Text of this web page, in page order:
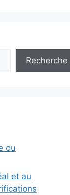
Recherche
ou
et au